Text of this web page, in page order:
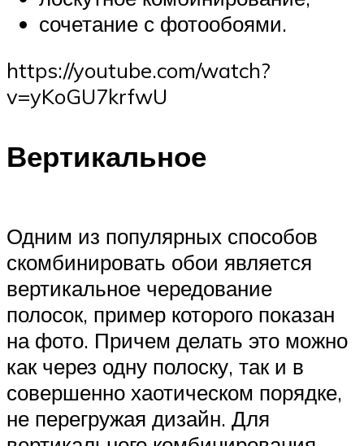
сочетание с фотообоями.
https://youtube.com/watch?
v=yKoGU7krfwU
Вертикальное
Одним из популярных способов
скомбинировать обои является
вертикальное чередование
полосок, пример которого показан
на фото. Причем делать это можно
как через одну полоску, так и в
совершенно хаотическом порядке,
не перегружая дизайн. Для